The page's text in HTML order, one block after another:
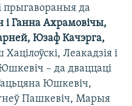
прыгавораныя да
і Ганна Ахрамовічы,
Юзаф Качэрга,
Леакадзія і
– да дваццаці
Юшкевіч,
Пашкевіч, Марыя